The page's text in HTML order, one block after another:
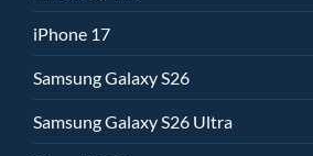
iPhone 17
Samsung Galaxy S26
Samsung Galaxy S26 Ultra